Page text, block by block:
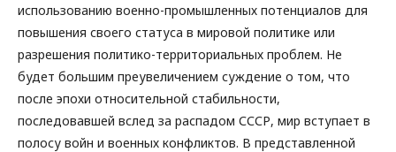
использованию военно-промышленных потенциалов для
повышения своего статуса в мировой политике или
разрешения политико-территориальных проблем. Не
будет большим преувеличением суждение о том, что
после эпохи относительной стабильности,
последовавшей вслед за распадом СССР, мир вступает в
полосу войн и военных конфликтов. В представленной